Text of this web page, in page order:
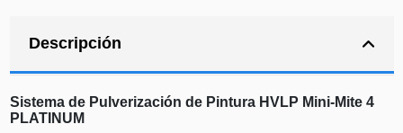
Descripción
Sistema de Pulverización de Pintura HVLP Mini-Mite 4
PLATINUM